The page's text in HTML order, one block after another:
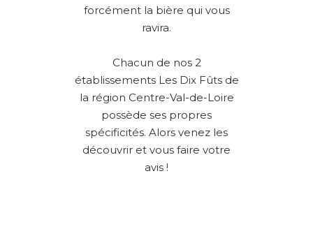
forcément la bière qui vous
ravira.
Chacun de nos 2
établissements Les Dix Fûts de
la région Centre-Val-de-Loire
possède ses propres
spécificités. Alors venez les
découvrir et vous faire votre
avis !